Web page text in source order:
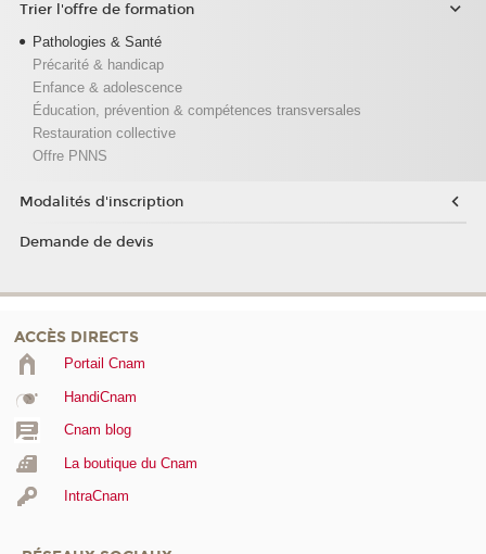
Trier l'offre de formation
Pathologies & Santé
Précarité & handicap
Enfance & adolescence
Éducation, prévention & compétences transversales
Restauration collective
Offre PNNS
Modalités d'inscription
Demande de devis
ACCÈS DIRECTS
Portail Cnam
HandiCnam
Cnam blog
La boutique du Cnam
IntraCnam